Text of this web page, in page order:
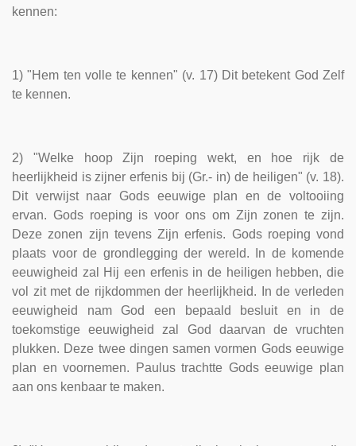
kennen:
1) "Hem ten volle te kennen" (v. 17) Dit betekent God Zelf
te kennen.
2) "Welke hoop Zijn roeping wekt, en hoe rijk de
heerlijkheid is zijner erfenis bij (Gr.- in) de heiligen" (v. 18).
Dit verwijst naar Gods eeuwige plan en de voltooiing
ervan. Gods roeping is voor ons om Zijn zonen te zijn.
Deze zonen zijn tevens Zijn erfenis. Gods roeping vond
plaats voor de grondlegging der wereld. In de komende
eeuwigheid zal Hij een erfenis in de heiligen hebben, die
vol zit met de rijkdommen der heerlijkheid. In de verleden
eeuwigheid nam God een bepaald besluit en in de
toekomstige eeuwigheid zal God daarvan de vruchten
plukken. Deze twee dingen samen vormen Gods eeuwige
plan en voornemen. Paulus trachtte Gods eeuwige plan
aan ons kenbaar te maken.